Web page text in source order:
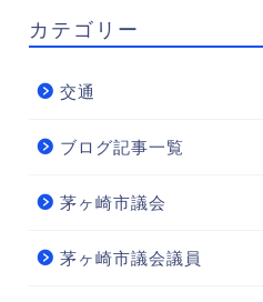
カテゴリー
交通
ブログ記事一覧
茅ヶ崎市議会
茅ヶ崎市議会議員